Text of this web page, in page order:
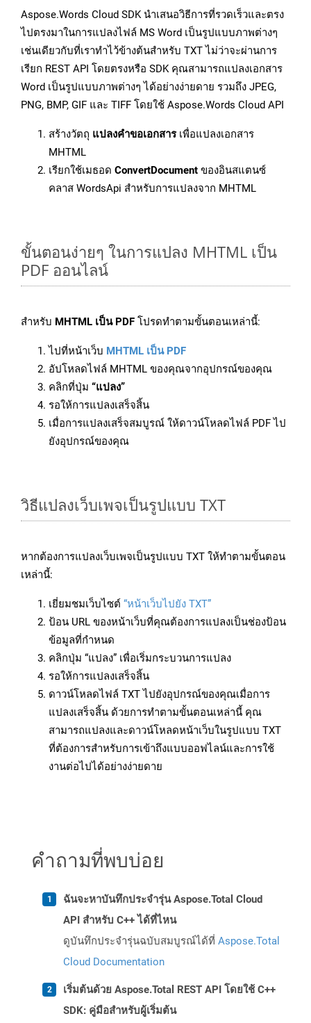
Aspose.Words Cloud SDK นำเสนอวิธีการที่รวดเร็วและตรง
ไปตรงมาในการแปลงไฟล์ MS Word เป็นรูปแบบภาพต่างๆ
เช่นเดียวกับที่เราทำไว้ข้างต้นสำหรับ TXT ไม่ว่าจะผ่านการ
เรียก REST API โดยตรงหรือ SDK คุณสามารถแปลงเอกสาร
Word เป็นรูปแบบภาพต่างๆ ได้อย่างง่ายดาย รวมถึง JPEG,
PNG, BMP, GIF และ TIFF โดยใช้ Aspose.Words Cloud API
สร้างวัตถุ แปลงคำขอเอกสารเพื่อแปลงเอกสาร
MHTML
เรียกใช้เมธอด ConvertDocument ของอินสแตนซ์
คลาส WordsApi สำหรับการแปลงจาก MHTML
ขั้นตอนง่ายๆ ในการแปลง MHTML เป็น
PDF ออนไลน์
สำหรับ MHTML เป็น PDF โปรดทำตามขั้นตอนเหล่านี้:
ไปที่หน้าเว็บ MHTML เป็น PDF
อัปโหลดไฟล์ MHTML ของคุณจากอุปกรณ์ของคุณ
คลิกที่ปุ่ม “แปลง”
รอให้การแปลงเสร็จสิ้น
เมื่อการแปลงเสร็จสมบูรณ์ ให้ดาวน์โหลดไฟล์ PDF ไป
ยังอุปกรณ์ของคุณ
วิธีแปลงเว็บเพจเป็นรูปแบบ TXT
หากต้องการแปลงเว็บเพจเป็นรูปแบบ TXT ให้ทำตามขั้นตอน
เหล่านี้:
เยี่ยมชมเว็บไซต์ “หน้าเว็บไปยัง TXT”
ป้อน URL ของหน้าเว็บที่คุณต้องการแปลงเป็นช่องป้อน
ข้อมูลที่กำหนด
คลิกปุ่ม “แปลง” เพื่อเริ่มกระบวนการแปลง
รอให้การแปลงเสร็จสิ้น
ดาวน์โหลดไฟล์ TXT ไปยังอุปกรณ์ของคุณเมื่อการ
แปลงเสร็จสิ้น ด้วยการทำตามขั้นตอนเหล่านี้ คุณ
สามารถแปลงและดาวน์โหลดหน้าเว็บในรูปแบบ TXT
ที่ต้องการสำหรับการเข้าถึงแบบออฟไลน์และการใช้
งานต่อไปได้อย่างง่ายดาย
คำถามที่พบบ่อย
ฉันจะหาบันทึกประจำรุ่น Aspose.Total Cloud
API สำหรับ C++ ได้ที่ไหน
ดูบันทึกประจำรุ่นฉบับสมบูรณ์ได้ที่ Aspose.Total
Cloud Documentation
เริ่มต้นด้วย Aspose.Total REST API โดยใช้ C++
SDK: คู่มือสำหรับผู้เริ่มต้น